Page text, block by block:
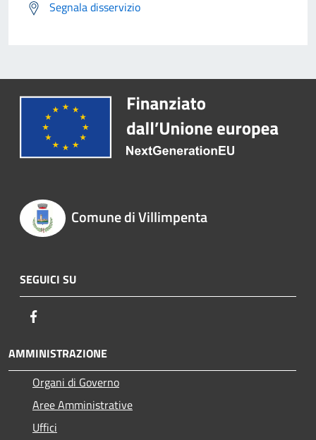
Segnala disservizio
Comune di Villimpenta
SEGUICI SU
AMMINISTRAZIONE
Organi di Governo
Aree Amministrative
Uffici